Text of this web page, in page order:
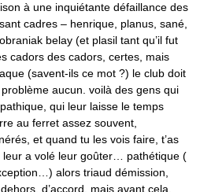
à une inquiétante défaillance des
cadres – henrique, planus, sané,
belay (et plasil tant qu’il fut
cadors des cadors, certes, mais
(savent-ils ce mot ?) le club doit
aucun. voilà des gens qui
qui leur laisse le temps
au ferret assez souvent,
et quand tu les vois faire, t’as
leur a volé leur goûter… pathétique (
alors triaud démission,
d’accord, mais avant cela,